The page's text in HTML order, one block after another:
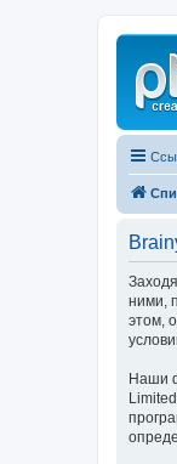
ними,
этом,
Наши